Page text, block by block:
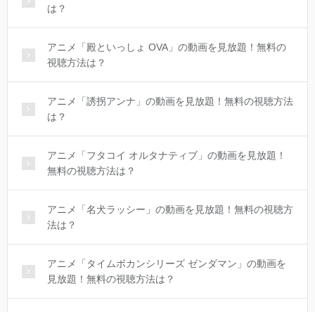
は？
アニメ「殿といっしょ OVA」の動画を見放題！無料の
視聴方法は？
アニメ「誘拐アンナ」の動画を見放題！無料の視聴方法
は？
アニメ「フタコイ オルタナティブ」の動画を見放題！
無料の視聴方法は？
アニメ「名犬ラッシー」の動画を見放題！無料の視聴方
法は？
アニメ「タイムボカンシリーズ ゼンダマン」の動画を
見放題！無料の視聴方法は？